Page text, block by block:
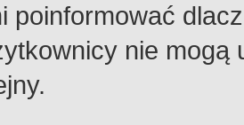
poinformować
nie